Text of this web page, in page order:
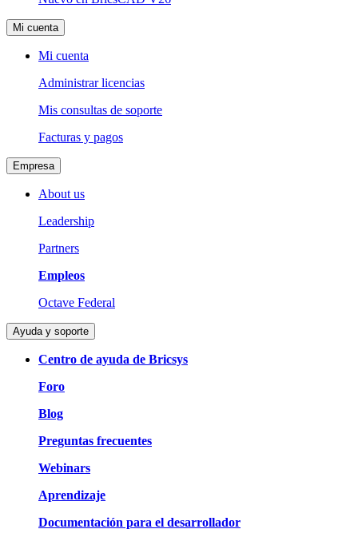
Mi cuenta
Mi cuenta
Administrar licencias
Mis consultas de soporte
Facturas y pagos
Empresa
About us
Leadership
Partners
Empleos
Octave Federal
Ayuda y soporte
Centro de ayuda de Bricsys
Foro
Blog
Preguntas frecuentes
Webinars
Aprendizaje
Documentación para el desarrollador